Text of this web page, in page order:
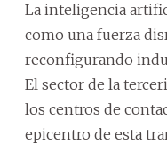
La inteligencia
como una fuerza
reconfigurando
El sector de la
los centros de
epicentro de esta